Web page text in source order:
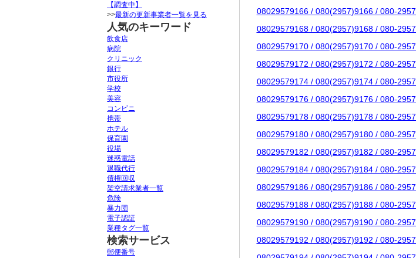
08029579166 / 080(2957)9166 / 080-
08029579168 / 080(2957)9168 / 080-
08029579170 / 080(2957)9170 / 080-
08029579172 / 080(2957)9172 / 080-
08029579174 / 080(2957)9174 / 080-
08029579176 / 080(2957)9176 / 080-
08029579178 / 080(2957)9178 / 080-
08029579180 / 080(2957)9180 / 080-
08029579182 / 080(2957)9182 / 080-
08029579184 / 080(2957)9184 / 080-
08029579186 / 080(2957)9186 / 080-
08029579188 / 080(2957)9188 / 080-
08029579190 / 080(2957)9190 / 080-
08029579192 / 080(2957)9192 / 080-
【調査中】
>>最新の更新事業者一覧を見る
人気のキーワード
飲食店
病院
クリニック
銀行
市役所
学校
美容
コンビニ
携帯
ホテル
保育園
役場
迷惑電話
退職代行
債権回収
架空請求業者一覧
危険
暴力団
電子認証
業種タグ一覧
検索サービス
郵便番号